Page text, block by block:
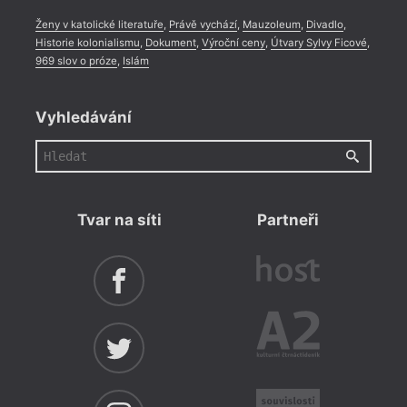
Ženy v katolické literatuře, Právě vychází, Mauzoleum, Divadlo,
Historie kolonialismu, Dokument, Výroční ceny, Útvary Sylvy Ficové,
969 slov o próze, Islám
Vyhledávání
Tvar na síti Partneři